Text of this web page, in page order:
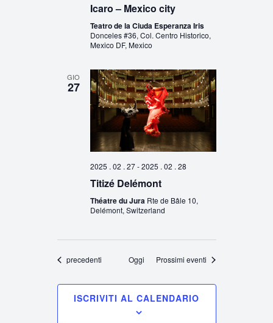
Icaro – Mexico city
Teatro de la Ciuda Esperanza Iris
Donceles #36, Col. Centro Historico,
Mexico DF, Mexico
GIO
27
2025 . 02 . 27-2025 . 02 . 28
Titizé Delémont
Théatre du Jura Rte de Bâle 10,
Delémont, Switzerland
Eventi
precedenti Oggi Prossimi eventi
ISCRIVITI AL CALENDARIO